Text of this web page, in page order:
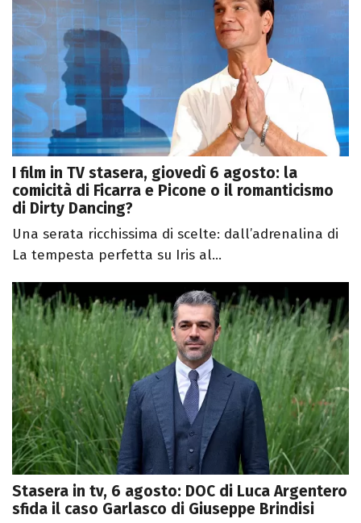
I film in TV stasera, giovedì 6 agosto: la
comicità di Ficarra e Picone o il romanticismo
di Dirty Dancing?
Una serata ricchissima di scelte: dall’adrenalina di
La tempesta perfetta su Iris al...
Stasera in tv, 6 agosto: DOC di Luca Argentero
sfida il caso Garlasco di Giuseppe Brindisi